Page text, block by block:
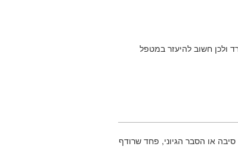
ולכן חשוב להיעזר במטפל
או הסבר הגיוני, פחד שרודף